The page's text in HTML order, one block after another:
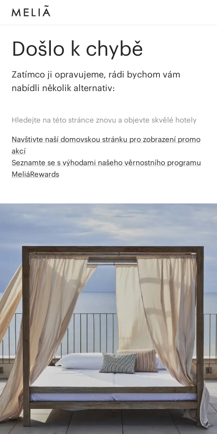
Došlo k chybě
Zatímco ji opravujeme, rádi bychom vám
nabídli několik alternativ:
Hledejte na této stránce znovu a objevte skvělé hotely
Navštivte naší domovskou stránku pro zobrazení promo
akcí
Seznamte se s výhodami našeho věrnostního programu
MeliáRewards